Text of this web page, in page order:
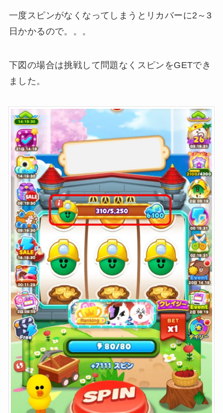
一度スピンがなくなってしまうとリカバーに2～3
日かかるので。。。
下図の場合は挑戦して問題なくスピンをGETでき
ました。